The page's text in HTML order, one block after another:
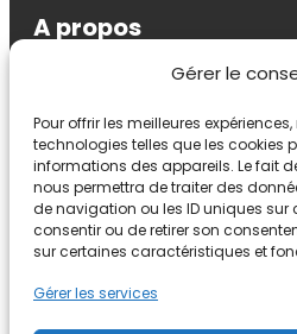
Gérer le
Pour offrir les meilleures
technologies telles que les cookies
informations des appareils. Le fait
nous permettra de traiter des
de navigation ou les ID uniques sur
consentir ou de retirer son
sur certaines caractéristiques et
Gérer les services
A propos
Auteur, formatrice,
Auteur du livre « Affirmez-
(Eyrolles) j’axe mon travail
communication
positives.
YouTube LinkedIn